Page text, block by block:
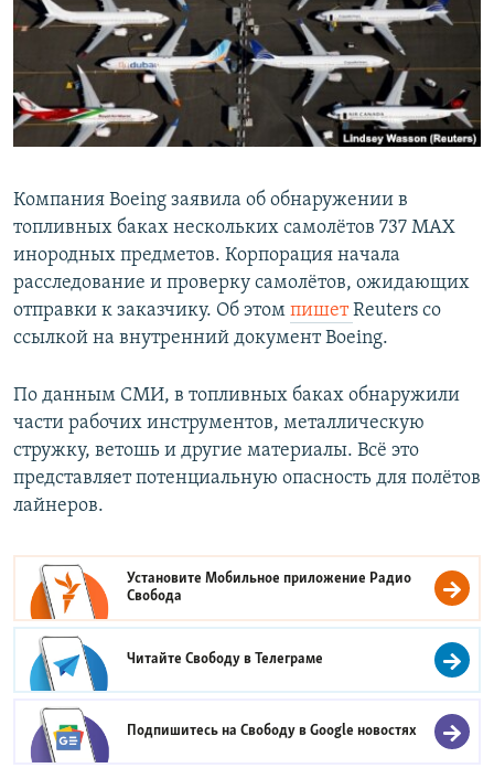
РАСПИСАНИЕ ВЕЩАНИЯ
ПОДПИШИТЕСЬ НА РАССЫЛКУ
СОЦИАЛЬНЫЕ СЕТИ
Все сайты РСЕ/РС
Компания Boeing заявила об обнаружении в
топливных баках нескольких самолётов 737 MAX
инородных предметов. Корпорация начала
расследование и проверку самолётов, ожидающих
отправки к заказчику. Об этом пишетReuters cо
ссылкой на внутренний документ Boeing.
По данным СМИ, в топливных баках обнаружили
части рабочих инструментов, металлическую
стружку, ветошь и другие материалы. Всё это
представляет потенциальную опасность для полётов
лайнеров.
Установите Мобильное приложение Радио
Свобода
Читайте Свободу вТелеграме
Подпишитесь на Свободу вGoogle новостях